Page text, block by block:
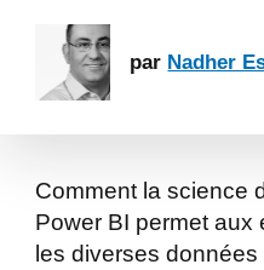
par Nadher
Comment la science
Power BI permet aux
les diverses